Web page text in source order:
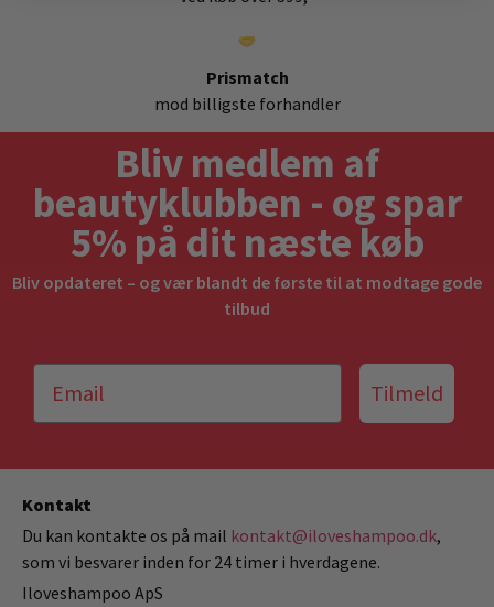
Prismatch
mod billigste forhandler
Bliv medlem af
beautyklubben - og spar
5% på dit næste køb
Bliv opdateret – og vær blandt de første til at modtage gode
tilbud
Tilmeld
Kontakt
Du kan kontakte os på mail kontakt@iloveshampoo.dk,
som vi besvarer inden for 24 timer i hverdagene.
Iloveshampoo ApS